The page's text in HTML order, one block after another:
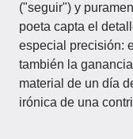
("seguir") y
poeta capta el
especial precisión:
también la
material de un día
irónica de una